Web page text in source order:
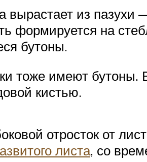
вырастает из
формируется на
бутоны.
тоже имеют бутоны.
кистью.
отросток от
листа, со